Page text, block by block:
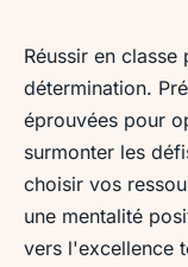
Réussir
de prépa
Maël•3 février 2025
Réussir en
détermination.
éprouvées pour
surmonter les
choisir vos
une mentalité
vers l'excellence